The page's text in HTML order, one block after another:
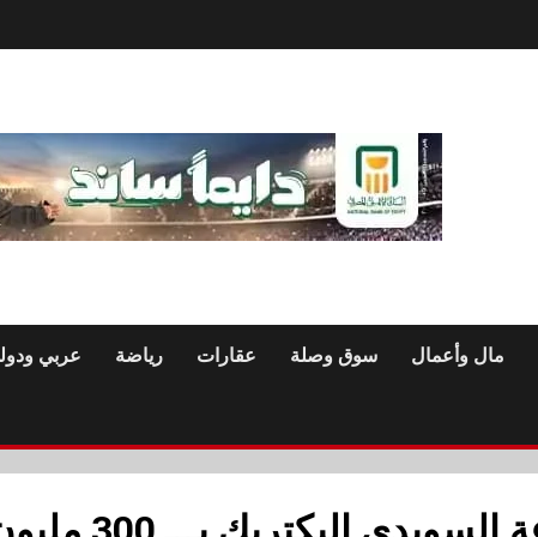
مال وأعمال سوق وصلة عقارات رياضة عربي